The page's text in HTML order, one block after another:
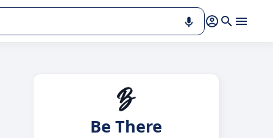
Be There